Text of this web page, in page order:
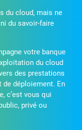
du cloud, mais ne
du savoir-faire
votre banque
du cloud
des prestations
de déploiement. En
c’est vous qui
privé ou